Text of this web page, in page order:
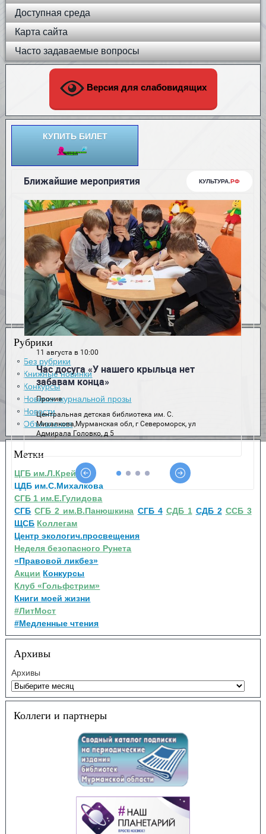
Доступная среда
Карта сайта
Часто задаваемые вопросы
Версия для слабовидящих
КУПИТЬ БИЛЕТ
Рубрики
Без рубрики
Книжные новинки
Конкурсы
Новинки журнальной прозы
Новости
Объявления
Метки
ЦГБ им.Л.Крейна
ЦДБ им.С.Михалкова
СГБ 1 им.Е.Гулидова
СГБ СГБ 2 им.В.Панюшкина СГБ 4 СДБ 1 СДБ 2 ССБ 3
ЩСБ Коллегам
Центр экологич.просвещения
Неделя безопасного Рунета
«Правовой ликбез»
Акции Конкурсы
Клуб «Гольфстрим»
Книги моей жизни
#ЛитМост
#Медленные чтения
Архивы
Архивы
Коллеги и партнеры